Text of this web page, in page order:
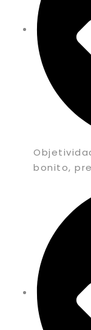
bonito,